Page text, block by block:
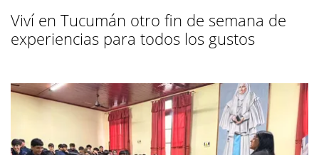
Viví en Tucumán otro fin de semana de
experiencias para todos los gustos